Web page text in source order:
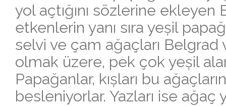
yol açtığını sözlerine ekleyen
etkenlerin yanı sıra yeșil
selvi ve çam ağaçları Belgrad
olmak üzere, pek çok yeșil
Papağanlar, kıșları bu
besleniyorlar. Yazları ise ağaç